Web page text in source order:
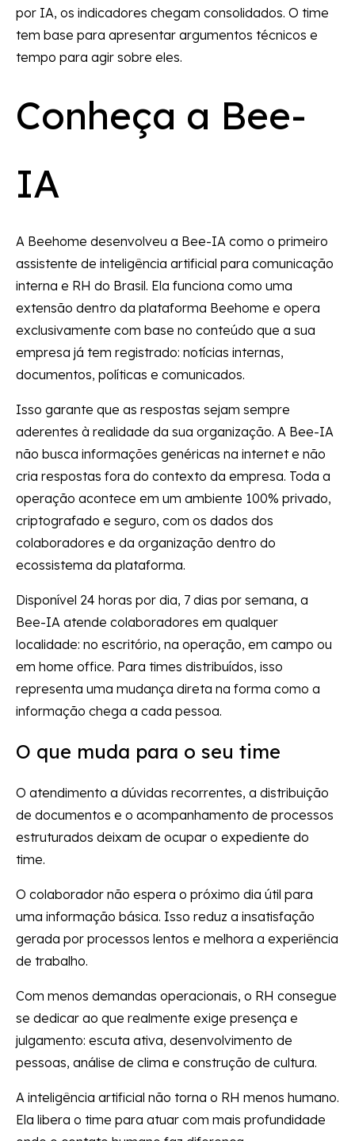
por IA, os indicadores chegam consolidados. O time
tem base para apresentar argumentos técnicos e
tempo para agir sobre eles.
Conheça a Bee-
IA
A Beehome desenvolveu a Bee-IA como o primeiro
assistente de inteligência artificial para comunicação
interna e RH do Brasil. Ela funciona como uma
extensão dentro da plataforma Beehome e opera
exclusivamente com base no conteúdo que a sua
empresa já tem registrado: notícias internas,
documentos, políticas e comunicados.
Isso garante que as respostas sejam sempre
aderentes à realidade da sua organização. A Bee-IA
não busca informações genéricas na internet e não
cria respostas fora do contexto da empresa. Toda a
operação acontece em um ambiente 100% privado,
criptografado e seguro, com os dados dos
colaboradores e da organização dentro do
ecossistema da plataforma.
Disponível 24 horas por dia, 7 dias por semana, a
Bee-IA atende colaboradores em qualquer
localidade: no escritório, na operação, em campo ou
em home office. Para times distribuídos, isso
representa uma mudança direta na forma como a
informação chega a cada pessoa.
O que muda para o seu time
O atendimento a dúvidas recorrentes, a distribuição
de documentos e o acompanhamento de processos
estruturados deixam de ocupar o expediente do
time.
O colaborador não espera o próximo dia útil para
uma informação básica. Isso reduz a insatisfação
gerada por processos lentos e melhora a experiência
de trabalho.
Com menos demandas operacionais, o RH consegue
se dedicar ao que realmente exige presença e
julgamento: escuta ativa, desenvolvimento de
pessoas, análise de clima e construção de cultura.
A inteligência artificial não torna o RH menos humano.
Ela libera o time para atuar com mais profundidade